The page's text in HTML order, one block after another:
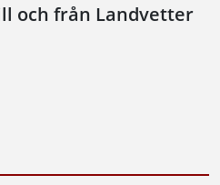
och från Landvetter